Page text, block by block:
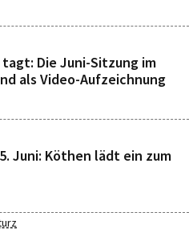
Die Juni-Sitzung im
als Video-Aufzeichnung
Juni: Köthen lädt ein zum